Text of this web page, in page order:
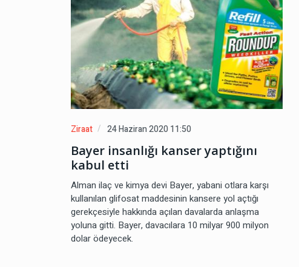
Ziraat 24 Haziran 2020 11:50
Bayer insanlığı kanser yaptığını
kabul etti
Alman ilaç ve kimya devi Bayer, yabani otlara karşı
kullanılan glifosat maddesinin kansere yol açtığı
gerekçesiyle hakkında açılan davalarda anlaşma
yoluna gitti. Bayer, davacılara 10 milyar 900 milyon
dolar ödeyecek.